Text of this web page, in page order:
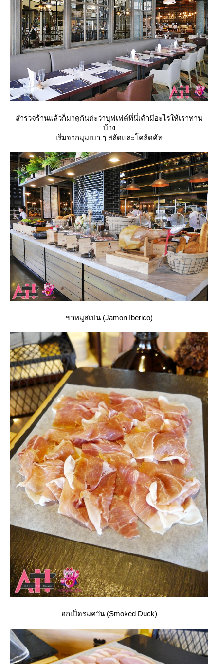
สำรวจร้านแล้วก็มาดูกันค่ะว่าบุฟเฟต์ที่นี่เค้ามีอะไรให้เราทาน
บ้าง
เริ่มจากมุมเบา ๆ สลัดและโคล์ดคัท
ขาหมูสเปน (Jamon Iberico)
อกเป็ดรมควัน (Smoked Duck)